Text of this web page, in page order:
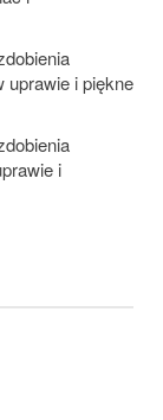
uprawie i piękne
i